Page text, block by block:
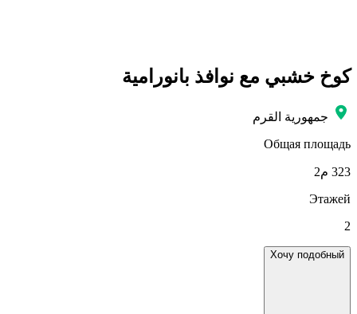
كوخ خشبي مع نوافذ بانورامية
جمهورية القرم
Общая площадь
323 م2
Этажей
2
Хочу подобный